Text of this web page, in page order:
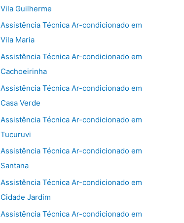
Vila Guilherme
Assistência Técnica Ar-condicionado em
Vila Maria
Assistência Técnica Ar-condicionado em
Cachoeirinha
Assistência Técnica Ar-condicionado em
Casa Verde
Assistência Técnica Ar-condicionado em
Tucuruvi
Assistência Técnica Ar-condicionado em
Santana
Assistência Técnica Ar-condicionado em
Cidade Jardim
Assistência Técnica Ar-condicionado em